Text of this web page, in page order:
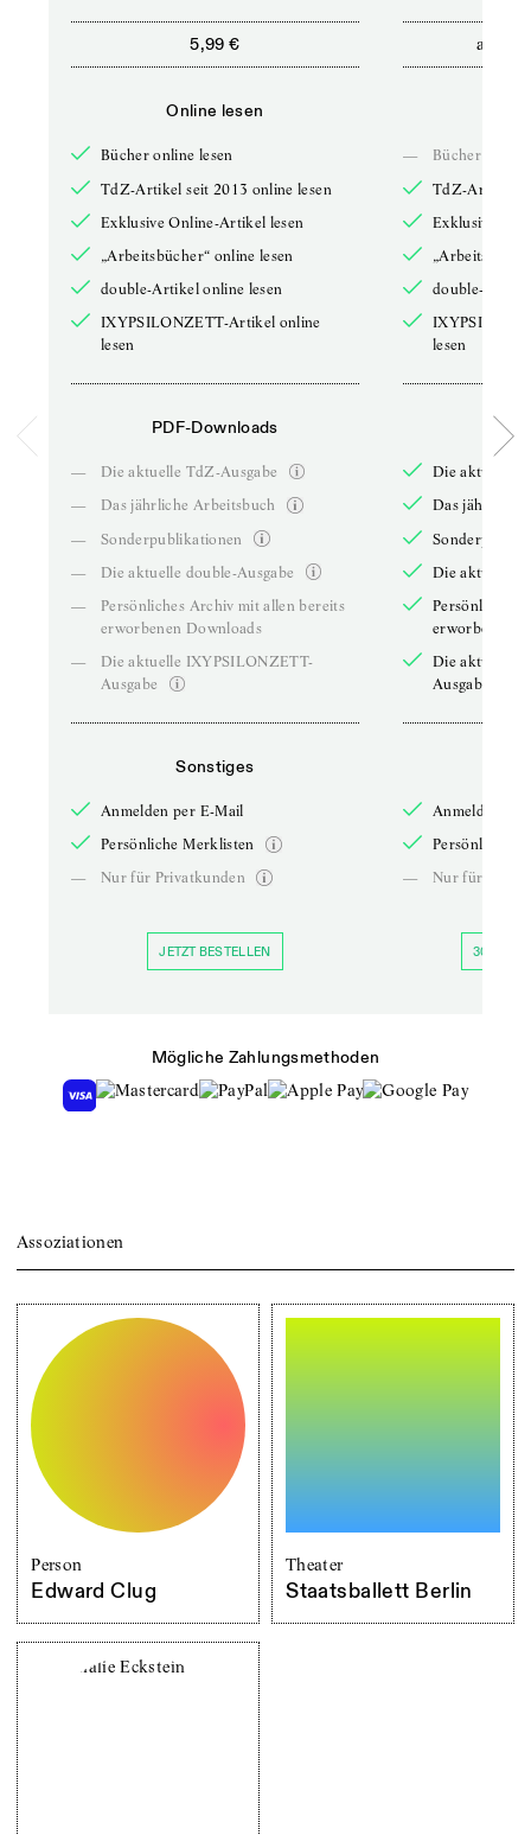
5,99 €
Online lesen
Bücher online lesen
TdZ-Artikel seit 2013 online lesen
Exklusive Online-Artikel lesen
„Arbeitsbücher“ online lesen
double-Artikel online lesen
IXYPSILONZETT-Artikel online
lesen
PDF-Downloads
—
Die aktuelle TdZ-Ausgabe
—
Das jährliche Arbeitsbuch
—
Sonderpublikationen
—
Die aktuelle double-Ausgabe
—
Persönliches Archiv mit allen bereits
erworbenen Downloads
—
Die aktuelle IXYPSILONZETT-
Ausgabe
Sonstiges
Anmelden per E-Mail
Persönliche Merklisten
—
Nur für Privatkunden
JETZT BESTELLEN
ab
—
Bücher online
TdZ-Artikel
Exklusive
double-
lesen
Die aktuelle
Das jährliche
Die aktuelle
Persönliches
erworbenen
Die aktuelle
Ausgabe
Anmelden
Persönliche
—
Nur für
30 TAGE
Mögliche Zahlungsmethoden
Assoziationen
Person
Edward Clug
Theater
Staatsballett Berlin